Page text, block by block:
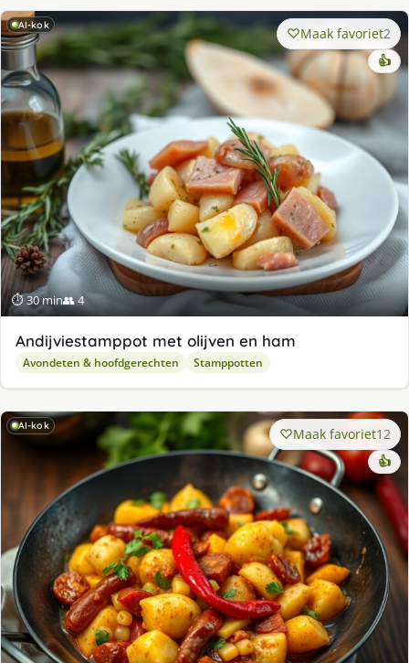
AI-kok
⏱ 30 min👥 4
Maak favoriet2
👍
Andijviestamppot met olijven en ham
Avondeten & hoofdgerechten Stamppotten
AI-kok Maak favoriet12
👍